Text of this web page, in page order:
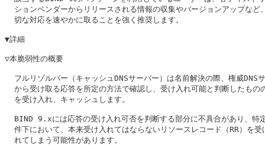
ションベンダーからリリースされる情報の収集やバージョンアップなど
  切な対応を速やかに取ることを強く推奨します。
▼詳細
▽本脆弱性の概要
フルリゾルバー（キャッシュDNSサーバー）は名前解決の際、権威DNS
から受け取る応答を所定の方法で確認し、受け入れ可能と判断したもの
  を受け入れ、キャッシュします。
BIND 9.xには応答の受け入れ可否を判断する部分に不具合があり、特
件下において、本来受け入れてはならないリソースレコード（RR）を受
  れてしまう可能性があります。